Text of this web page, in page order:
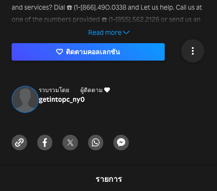
and services? Dial ☎️ (1-[866].49O.0338 and Let us help. Call us at
one of the numbers provided ☎️ (1-[855].562.2126 or send us an
email. How do I contact WinZip support?
Read more
ติดตามคอลเลกชัน
รวบรวมโดย
getintopc_ny
ผู้ติดตาม
0
รายการ